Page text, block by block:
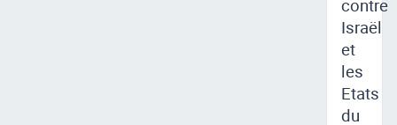
contre
Israël
et
les
Etats
du